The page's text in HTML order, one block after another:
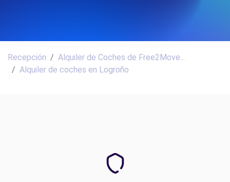
Recepción
Alquiler de Coches de Free2Move...
Alquiler de coches en Logroño